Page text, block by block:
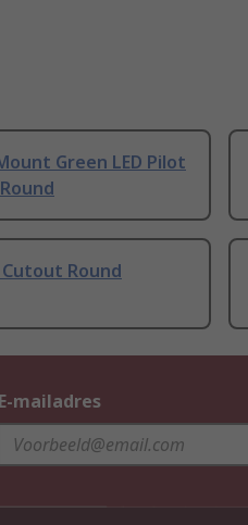
Green LED Pilot
Cutout Round
E-mailadres